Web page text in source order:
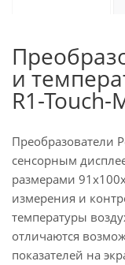
и
R1-Touch-
Преобразователи
сенсорным
размерами
измерения и
температуры
отличаются
показателей на